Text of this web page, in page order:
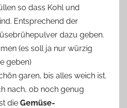
so dass Kohl und
Entsprechend der
dazu geben.
(es soll ja nur würzig
geben)
garen, bis alles weich ist.
nach, ob noch genug
die Gemüse-